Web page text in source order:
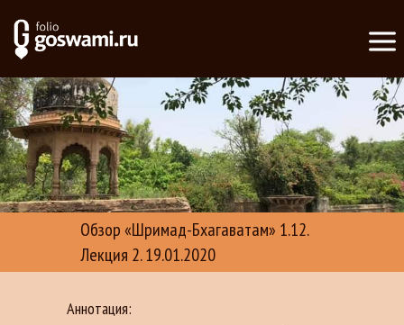
Обзор «Шримад-Бхагаватам» 1.12.
Лекция 2. 19.01.2020
Аннотация: